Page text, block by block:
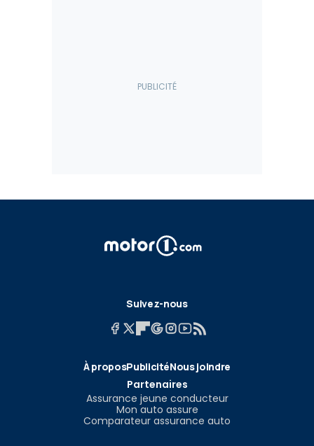
Suivez-nous
À proposPublicitéNous joindre
Partenaires
Assurance jeune conducteur
Mon auto assure
Comparateur assurance auto